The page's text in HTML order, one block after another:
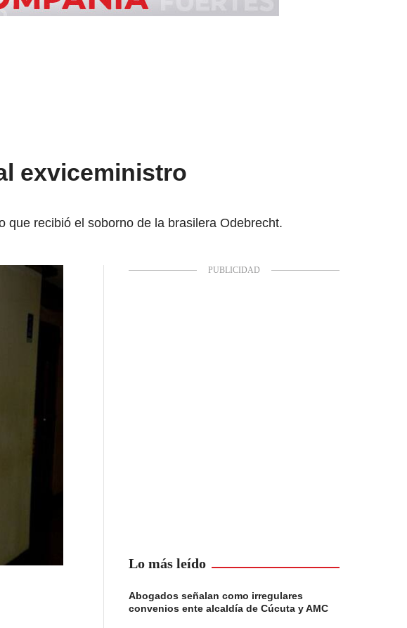
exviceministro
que recibió el soborno de la brasilera Odebrecht.
Lo más leído
Abogados señalan como irregulares
convenios ente alcaldía de Cúcuta y AMC